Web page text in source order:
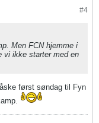
#4
Men FCN hjemme i
ikke starter med en
først søndag til Fyn